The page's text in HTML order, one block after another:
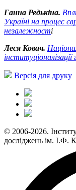
Ганна Редькіна.
Україні на процес
незалежності
Леся Ковач.
Версія для друку
© 2006-2026.
досліджень ім. І.Ф.